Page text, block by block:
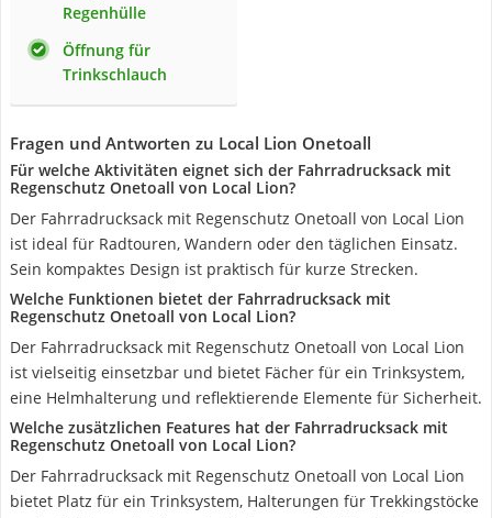
Regenhülle
Öffnung für
Trinkschlauch
Fragen und Antworten zu Local Lion Onetoall
Für welche Aktivitäten eignet sich der Fahrradrucksack mit
Regenschutz Onetoall von Local Lion?
Der Fahrradrucksack mit Regenschutz Onetoall von Local Lion
ist ideal für Radtouren, Wandern oder den täglichen Einsatz.
Sein kompaktes Design ist praktisch für kurze Strecken.
Welche Funktionen bietet der Fahrradrucksack mit
Regenschutz Onetoall von Local Lion?
Der Fahrradrucksack mit Regenschutz Onetoall von Local Lion
ist vielseitig einsetzbar und bietet Fächer für ein Trinksystem,
eine Helmhalterung und reflektierende Elemente für Sicherheit.
Welche zusätzlichen Features hat der Fahrradrucksack mit
Regenschutz Onetoall von Local Lion?
Der Fahrradrucksack mit Regenschutz Onetoall von Local Lion
bietet Platz für ein Trinksystem, Halterungen für Trekkingstöcke